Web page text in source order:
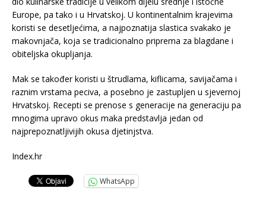
Europe, pa tako i u Hrvatskoj. U kontinentalnim krajevima
koristi se desetljećima, a najpoznatija slastica svakako je
makovnjača, koja se tradicionalno priprema za blagdane i
obiteljska okupljanja.
Mak se također koristi u štrudlama, kiflicama, savijačama i
raznim vrstama peciva, a posebno je zastupljen u sjevernoj
Hrvatskoj. Recepti se prenose s generacije na generaciju pa
mnogima upravo okus maka predstavlja jedan od
najprepoznatljivijih okusa djetinjstva.
Index.hr
WhatsApp